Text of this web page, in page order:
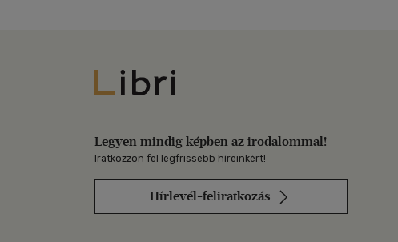
Libri
Legyen mindig képben az irodalommal!
Iratkozzon fel legfrissebb híreinkért!
Hírlevél-feliratkozás